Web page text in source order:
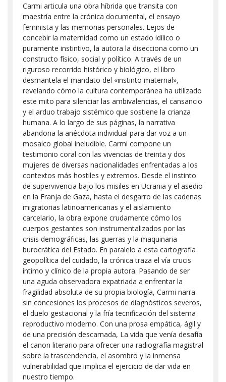
Carmi articula una obra híbrida que transita con
maestría entre la crónica documental, el ensayo
feminista y las memorias personales. Lejos de
concebir la maternidad como un estado idílico o
puramente instintivo, la autora la disecciona como un
constructo físico, social y político. A través de un
riguroso recorrido histórico y biológico, el libro
desmantela el mandato del «instinto maternal»,
revelando cómo la cultura contemporánea ha utilizado
este mito para silenciar las ambivalencias, el cansancio
y el arduo trabajo sistémico que sostiene la crianza
humana. A lo largo de sus páginas, la narrativa
abandona la anécdota individual para dar voz a un
mosaico global ineludible. Carmi compone un
testimonio coral con las vivencias de treinta y dos
mujeres de diversas nacionalidades enfrentadas a los
contextos más hostiles y extremos. Desde el instinto
de supervivencia bajo los misiles en Ucrania y el asedio
en la Franja de Gaza, hasta el desgarro de las cadenas
migratorias latinoamericanas y el aislamiento
carcelario, la obra expone crudamente cómo los
cuerpos gestantes son instrumentalizados por las
crisis demográficas, las guerras y la maquinaria
burocrática del Estado. En paralelo a esta cartografía
geopolítica del cuidado, la crónica traza el vía crucis
íntimo y clínico de la propia autora. Pasando de ser
una aguda observadora expatriada a enfrentar la
fragilidad absoluta de su propia biología, Carmi narra
sin concesiones los procesos de diagnósticos severos,
el duelo gestacional y la fría tecnificación del sistema
reproductivo moderno. Con una prosa empática, ágil y
de una precisión descarnada, La vida que venía desafía
el canon literario para ofrecer una radiografía magistral
sobre la trascendencia, el asombro y la inmensa
vulnerabilidad que implica el ejercicio de dar vida en
nuestro tiempo.